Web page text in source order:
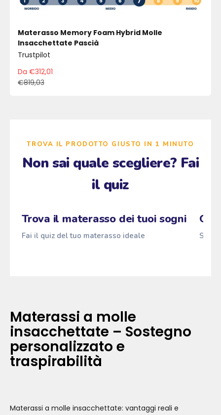
Materasso Memory Foam Hybrid Molle
Insacchettate Pascià
Trustpilot
Prezzo scontato
Da €312,01
Prezzo
€819,03
TROVA IL PRODOTTO GIUSTO IN 1 MINUTO
Non sai quale scegliere? Fai
il quiz
Trova il materasso dei tuoi sogni
Fai il quiz del tuo materasso ideale
Materassi a molle
insacchettate – Sostegno
personalizzato e
traspirabilità
Materassi a molle insacchettate: vantaggi reali e